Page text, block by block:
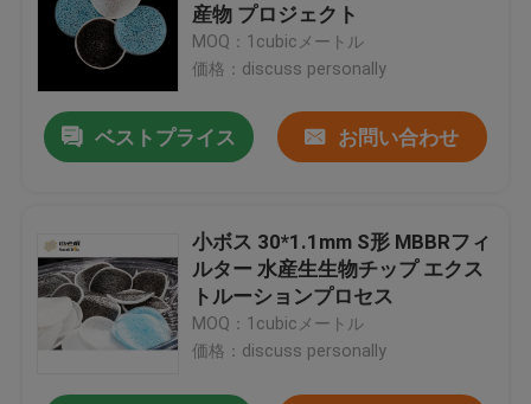
産物 プロジェクト
MOQ：1cubicメートル
価格：discuss personally
ベストプライス お問い合わせ
小ボス 30*1.1mm S形 MBBRフィ
ルター 水産生生物チップ エクス
トルーションプロセス
MOQ：1cubicメートル
価格：discuss personally